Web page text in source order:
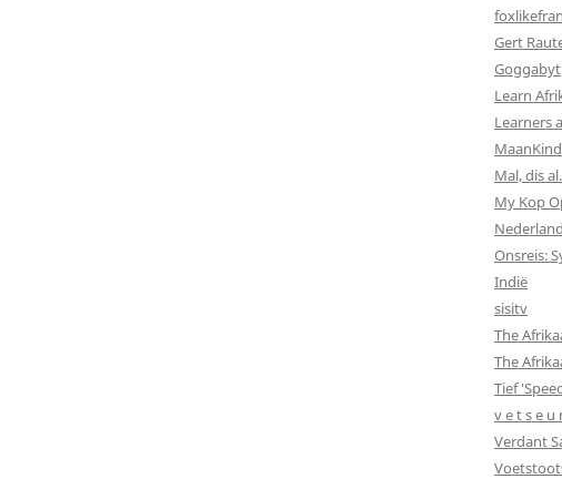
Gert
Goggabyt
Learn
Learners
MaanKind
Mal, dis
My Kop
Onsreis:
Indië
sisitv
The
The
Tief
v e t s e u
Verdant